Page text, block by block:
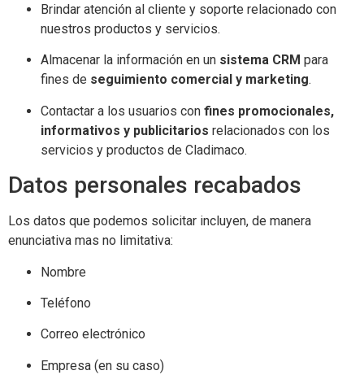
Brindar atención al cliente y soporte relacionado con
nuestros productos y servicios.
Almacenar la información en un sistema CRM para
fines de seguimiento comercial y marketing.
Contactar a los usuarios con fines promocionales,
informativos y publicitarios relacionados con los
servicios y productos de Cladimaco.
Datos personales recabados
Los datos que podemos solicitar incluyen, de manera
enunciativa mas no limitativa:
Nombre
Teléfono
Correo electrónico
Empresa (en su caso)